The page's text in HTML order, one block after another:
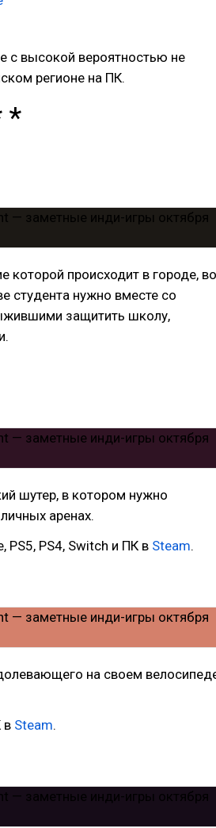
с высокой вероятностью не
регионе на ПК.
которой происходит в городе, во
студента нужно вместе со
защитить школу,
шутер, в котором нужно
аренах.
PS5, PS4, Switch и ПК в Steam.
на своем
в Steam.